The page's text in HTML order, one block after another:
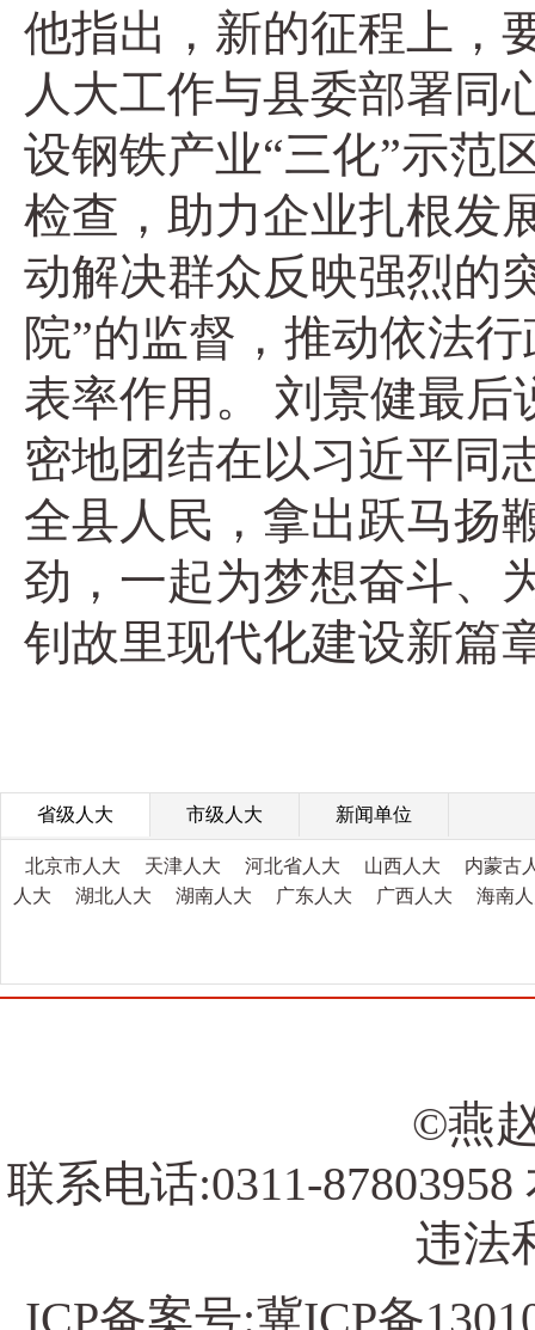
他指出，新的征程上，
人大工作与县委部署同
设钢铁产业“三化”示范
检查，助力企业扎根发
动解决群众反映强烈的
院”的监督，推动依法
表率作用。 刘景健最
密地团结在以习近平同
全县人民，拿出跃马扬
劲，一起为梦想奋斗、
钊故里现代化建设新篇
省级人大 市级人大 新闻单位
北京市人大 天津人大 河北省人大 山西人大
内蒙古
人大
湖北人大 湖南人大 广东人大 广西人大 海南
©燕
联系电话:0311-
违法
ICP备案号:冀ICP备